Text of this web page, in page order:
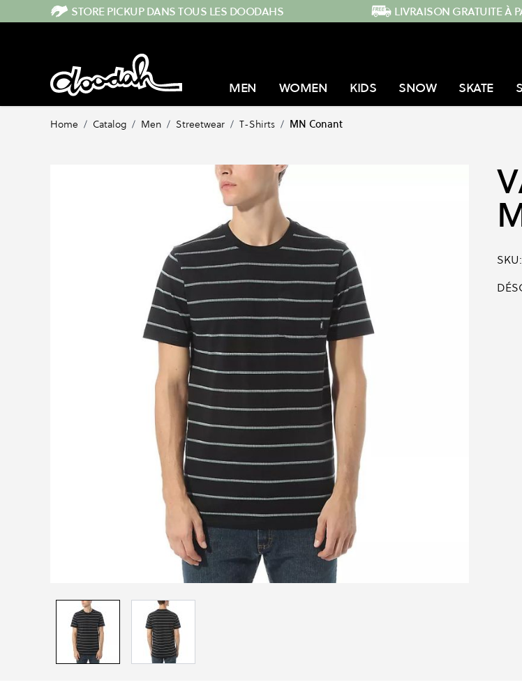
Skip to ContentSTORE PICKUP DANS TOUS LES DOODAHS LIVRAISON GRATUITE À
MEN WOMEN KIDS SNOW SKATE
Home / Catalog / Men / Streetwear / T-Shirts / MN Conant
SKU: